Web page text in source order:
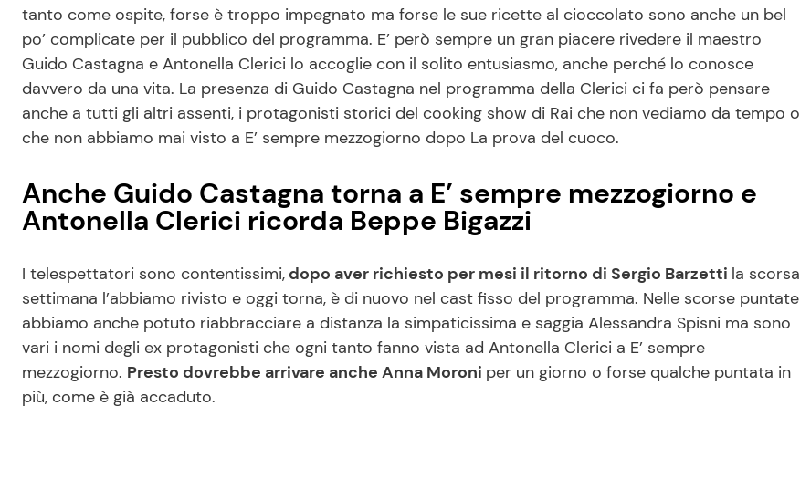
tanto come ospite, forse è troppo impegnato ma forse le sue ricette al cioccolato sono anche un bel
po’ complicate per il pubblico del programma. E’ però sempre un gran piacere rivedere il maestro
Guido Castagna e Antonella Clerici lo accoglie con il solito entusiasmo, anche perché lo conosce
davvero da una vita. La presenza di Guido Castagna nel programma della Clerici ci fa però pensare
anche a tutti gli altri assenti, i protagonisti storici del cooking show di Rai che non vediamo da tempo o
che non abbiamo mai visto a E’ sempre mezzogiorno dopo La prova del cuoco.
Anche Guido Castagna torna a E’ sempre mezzogiorno e
Antonella Clerici ricorda Beppe Bigazzi
I telespettatori sono contentissimi, dopo aver richiesto per mesi il ritorno di Sergio Barzetti la scorsa
settimana l’abbiamo rivisto e oggi torna, è di nuovo nel cast fisso del programma. Nelle scorse puntate
abbiamo anche potuto riabbracciare a distanza la simpaticissima e saggia Alessandra Spisni ma sono
vari i nomi degli ex protagonisti che ogni tanto fanno vista ad Antonella Clerici a E’ sempre
mezzogiorno. Presto dovrebbe arrivare anche Anna Moroni per un giorno o forse qualche puntata in
più, come è già accaduto.